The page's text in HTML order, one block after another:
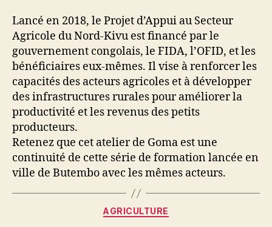
Lancé en 2018, le Projet d’Appui au Secteur
Agricole du Nord-Kivu est financé par le
gouvernement congolais, le FIDA, l’OFID, et les
bénéficiaires eux-mêmes. Il vise à renforcer les
capacités des acteurs agricoles et à développer
des infrastructures rurales pour améliorer la
productivité et les revenus des petits
producteurs.
Retenez que cet atelier de Goma est une
continuité de cette série de formation lancée en
ville de Butembo avec les mêmes acteurs.
AGRICULTURE